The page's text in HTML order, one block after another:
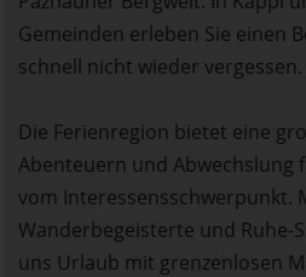
Gemeinden erleben Sie einen
schnell nicht wieder vergessen.
Die Ferienregion bietet eine
Abenteuern und Abwechslung
vom Interessensschwerpunkt.
Wanderbegeisterte und Ruhe-
uns Urlaub mit grenzenlosen